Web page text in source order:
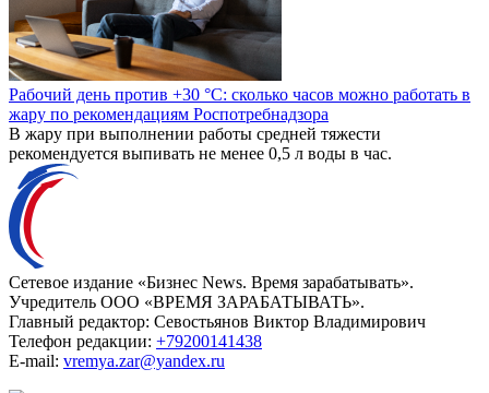
Рабочий день против +30 °C: сколько часов можно работать в
жару по рекомендациям Роспотребнадзора
В жару при выполнении работы средней тяжести
рекомендуется выпивать не менее 0,5 л воды в час.
Сетевое издание «Бизнес News. Время зарабатывать».
Учредитель ООО «ВРЕМЯ ЗАРАБАТЫВАТЬ».
Главный редактор: Севостьянов Виктор Владимирович
Телефон редакции: +79200141438
E-mail: vremya.zar@yandex.ru